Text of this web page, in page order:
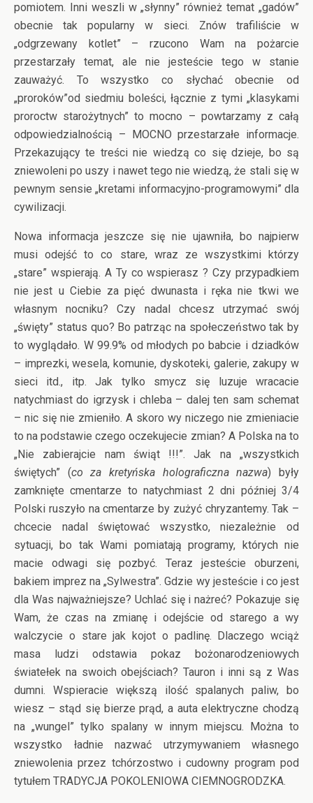
pomiotem. Inni weszli w „słynny” również temat „gadów”
obecnie tak popularny w sieci. Znów trafiliście w
„odgrzewany kotlet” – rzucono Wam na pożarcie
przestarzały temat, ale nie jesteście tego w stanie
zauważyć. To wszystko co słychać obecnie od
„proroków”od siedmiu boleści, łącznie z tymi „klasykami
proroctw starożytnych” to mocno – powtarzamy z całą
odpowiedzialnością – MOCNO przestarzałe informacje.
Przekazujący te treści nie wiedzą co się dzieje, bo są
zniewoleni po uszy i nawet tego nie wiedzą, że stali się w
pewnym sensie „kretami informacyjno-programowymi” dla
cywilizacji.
Nowa informacja jeszcze się nie ujawniła, bo najpierw
musi odejść to co stare, wraz ze wszystkimi którzy
„stare” wspierają. A Ty co wspierasz ? Czy przypadkiem
nie jest u Ciebie za pięć dwunasta i ręka nie tkwi we
własnym nocniku? Czy nadal chcesz utrzymać swój
„święty” status quo? Bo patrząc na społeczeństwo tak by
to wyglądało. W 99.9% od młodych po babcie i dziadków
– imprezki, wesela, komunie, dyskoteki, galerie, zakupy w
sieci itd., itp. Jak tylko smycz się luzuje wracacie
natychmiast do igrzysk i chleba – dalej ten sam schemat
– nic się nie zmieniło. A skoro wy niczego nie zmieniacie
to na podstawie czego oczekujecie zmian? A Polska na to
„Nie zabierajcie nam świąt !!!”. Jak na „wszystkich
świętych” (co za kretyńska holograficzna nazwa) były
zamknięte cmentarze to natychmiast 2 dni później 3/4
Polski ruszyło na cmentarze by zużyć chryzantemy. Tak –
chcecie nadal świętować wszystko, niezależnie od
sytuacji, bo tak Wami pomiatają programy, których nie
macie odwagi się pozbyć. Teraz jesteście oburzeni,
bakiem imprez na „Sylwestra”. Gdzie wy jesteście i co jest
dla Was najważniejsze? Uchlać się i nażreć? Pokazuje się
Wam, że czas na zmianę i odejście od starego a wy
walczycie o stare jak kojot o padlinę. Dlaczego wciąż
masa ludzi odstawia pokaz bożonarodzeniowych
światełek na swoich obejściach? Tauron i inni są z Was
dumni. Wspieracie większą ilość spalanych paliw, bo
wiesz – stąd się bierze prąd, a auta elektryczne chodzą
na „wungel” tylko spalany w innym miejscu. Można to
wszystko ładnie nazwać utrzymywaniem własnego
zniewolenia przez tchórzostwo i cudowny program pod
tytułem TRADYCJA POKOLENIOWA CIEMNOGRODZKA.